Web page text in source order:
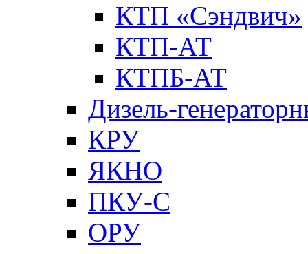
КТП «Сэндвич»
КТП-АТ
КТПБ-АТ
Дизель-
КРУ
ЯКНО
ПКУ-С
ОРУ